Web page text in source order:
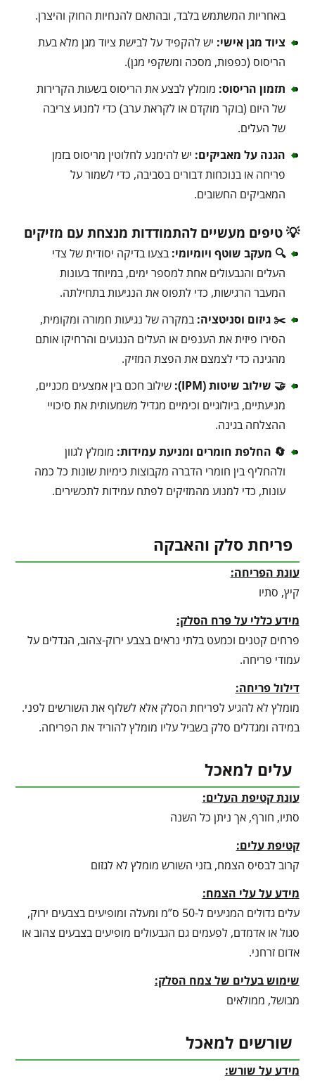
באחריות המשתמש בלבד, ובהתאם להנחיות החוק והיצרן.
ציוד מגן אישי: יש להקפיד על לבישת ציוד מגן מלא בעת
הריסוס (כפפות, מסכה ומשקפי מגן).
תזמון הריסוס: מומלץ לבצע את הריסוס בשעות הקרירות
של היום (בוקר מוקדם או לקראת ערב) כדי למנוע צריבה
של העלים.
הגנה על מאביקים: יש להימנע לחלוטין מריסוס בזמן
פריחה או בנוכחות דבורים בסביבה, כדי לשמור על
המאביקים החשובים.
💡 טיפים מעשיים להתמודדות מנצחת עם מזיקים
🔍 מעקב שוטף ויומיומי: בצעו בדיקה יסודית של צדי
העלים והגבעולים אחת למספר ימים, במיוחד בעונות
המעבר הרגישות, כדי לתפוס את הנגיעות בתחילתה.
✂️ גיזום וסניטציה: במקרה של נגיעות חמורה ומקומית,
הסירו פיזית את הענפים או העלים הנגועים והרחיקו אותם
מהגינה כדי לצמצם את הפצת המזיק.
🤝 שילוב שיטות (IPM):
שילוב חכם בין אמצעים מכניים,
מניעתיים, ביולוגיים וכימיים מגדיל משמעותית את סיכויי
ההצלחה בגינה.
🔄 החלפת חומרים ומניעת עמידות: מומלץ לגוון
ולהחליף בין חומרי הדברה מקבוצות כימיות שונות כל כמה
עונות, כדי למנוע מהמזיקים לפתח עמידות לתכשירים.
פריחת סלק והאבקה
עונת הפריחה:
קיץ, סתיו
מידע כללי על פרח הסלק:
פרחים קטנים וכמעט בלתי נראים בצבע ירוק-צהוב, הגדלים על
עמודי פריחה.
דילול פריחה:
מומלץ לא להגיע לפריחת הסלק אלא לשלוף את השורשים לפני.
במידה ומגדלים סלק בשביל עליו מומלץ להוריד את הפריחה.
עלים למאכל
עונת קטיפת העלים:
סתיו, חורף, אך ניתן כל השנה
קטיפת עלים:
קרוב לבסיס הצמח, בזני השורש מומלץ לא לגזום
מידע על עלי הצמח:
עלים גדולים המגיעים ל-50 ס”מ ומעלה ומופיעים בצבעים ירוק,
סגול או אדמדם, לפעמים גם הגבעולים מופיעים בצבעים צהוב או
אדום זרחני.
שימוש בעלים של צמח הסלק:
מבושל, ממולאים
שורשים למאכל
מידע על שורש: